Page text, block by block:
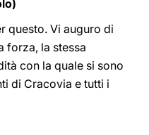
questo. Vi auguro di
forza, la stessa
con la quale si sono
di Cracovia e tutti i